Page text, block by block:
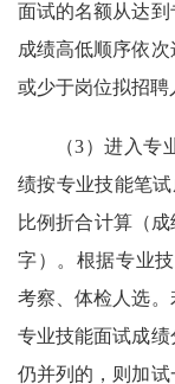
面试的名额从达
成绩高低顺序依
或少于岗位拟招聘
（3）进入
绩按专业技能笔
比例折合计算（
字）。根据专业
考察、体检人选
专业技能面试成
仍并列的，则加